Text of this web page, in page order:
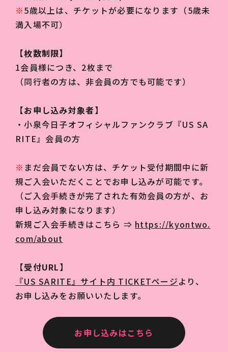
※5歳以上は、チケットが必要になります（5歳未
満入場不可）
【枚数制限】
1会員様につき、2枚まで
（同行者の方は、非会員の方でも可能です）
【お申し込み対象者】
・小泉今日子オフィシャルファンクラブ『US SA
RITE』会員の方
※ まだ会員でない方は、チケット受付期間中に新
規ご入会いただくことでお申し込みが可能です。
（ご入会手続きが完了された有効会員の方が、お
申し込み対象になります）
新規ご入会手続きはこちら ⇒ https://kyontwo.
com/about
【受付URL】
『US SARITE』サイト内 TICKETページより、
お申し込みをお願いいたします。
お申し込みはこちら